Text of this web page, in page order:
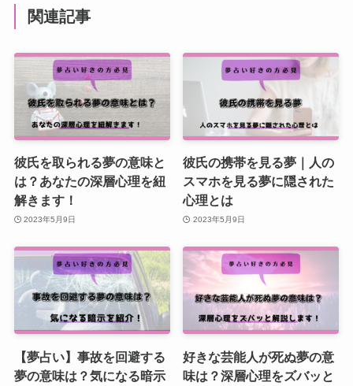
関連記事
彼氏を取られる夢の意味と
は？あなたの深層心理を紐
解きます！
2023年5月9日
彼氏の携帯を見る夢｜人の
スマホを見る夢に隠された
心理とは
2023年5月9日
【夢占い】事故を回避する
夢の意味は？気になる暗示
好きな芸能人が死ぬ夢の意
味は？深層心理をズバッと